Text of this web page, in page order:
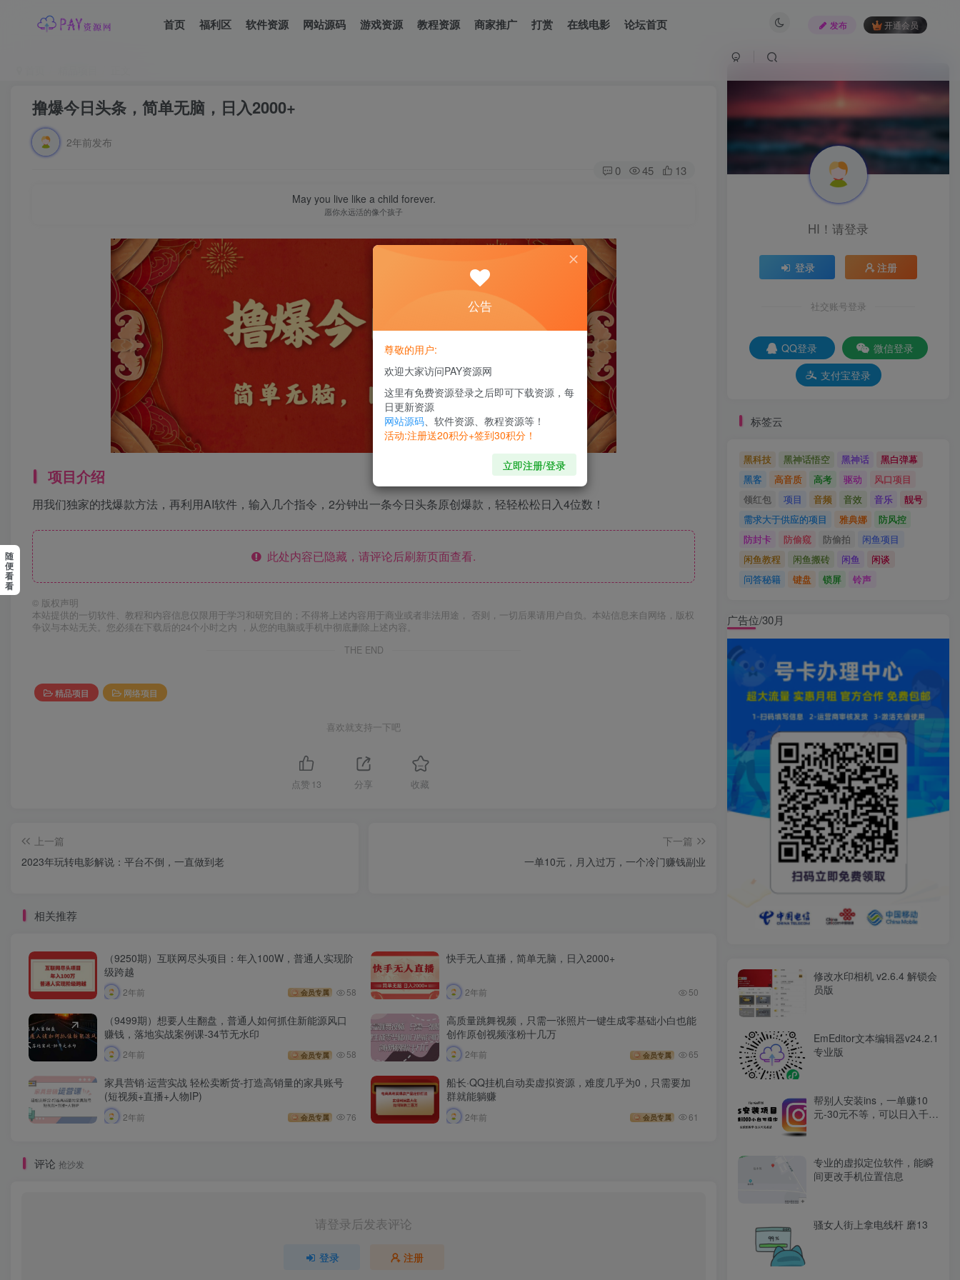
首页 福利区 软件资源 网站源码 游戏资源 教程资源 商家推广 打赏 在线电影 论坛首页 发布 开通会员
撸爆今日头条，简单无脑，日入2000+
2年前发布
0 45 13
May you live like a child forever.
愿你永远活的像个孩子
项目介绍
用我们独家的找爆款方法，再利用AI软件，输入几个指令，2分钟出一条今日头条原创爆款，轻轻松松日入4位数！
此处内容已隐藏，请评论后刷新页面查看.
© 版权声明
本站提供的一切软件、教程和内容信息仅限用于学习和研究目的；不得将上述内容用于商业或者非法用途， 否则，一切后果请用户自负。本站信息来自网络，版权
争议与本站无关。您必须在下载后的24个小时之内 ，从您的电脑或手机中彻底删除上述内容。
THE END
精品项目 网络项目
喜欢就支持一下吧
点赞 13 分享 收藏
上一篇
2023年玩转电影解说：平台不倒，一直做到老
下一篇
一单10元，月入过万，一个冷门赚钱副业
相关推荐
（9250期）互联网尽头项目：年入100W，普通人实现阶
级跨越
2年前 会员专属 58
快手无人直播，简单无脑，日入2000+
2年前 50
（9499期）想要人生翻盘，普通人如何抓住新能源风口
赚钱，落地实战案例课-34节无水印
2年前 会员专属 58
高质量跳舞视频，只需一张照片一键生成零基础小白也能
创作原创视频涨粉十几万
2年前 会员专属 65
家具营销·运营实战 轻松卖断货-打造高销量的家具账号
(短视频+直播+人物IP)
2年前 会员专属 76
船长·QQ挂机自动卖虚拟资源，难度几乎为0，只需要加
群就能躺赚
2年前 会员专属 61
评论 抢沙发
请登录后发表评论
登录 注册
HI！请登录
登录 注册
社交账号登录
QQ登录
微信登录
支付宝登录
标签云
黑科技 黑神话悟空 黑神话
黑白弹幕
黑客
高音质 高考 驱动
风口项目
领红包
项目 音频 音效 音乐
靓号
需求大于供应的项目
雅典娜
防风控
防封卡
防偷窥 防偷拍
闲鱼项目
闲鱼教程
闲鱼搬砖 闲鱼
闲谈
问答秘籍
键盘 锁屏 铃声
广告位/30月
修改水印相机 v2.6.4 解锁会
员版
EmEditor文本编辑器v24.2.1
专业版
帮别人安装ins，一单赚10
元-30元不等，可以日入千元
专业的虚拟定位软件，能瞬
间更改手机位置信息
骚女人街上拿电线杆 磨13
随
便
看
看
公告
尊敬的用户:
欢迎大家访问PAY资源网
这里有免费资源登录之后即可下载资源，每
日更新资源
网站源码、软件资源、教程资源等！
活动:注册送20积分+签到30积分！
立即注册/登录